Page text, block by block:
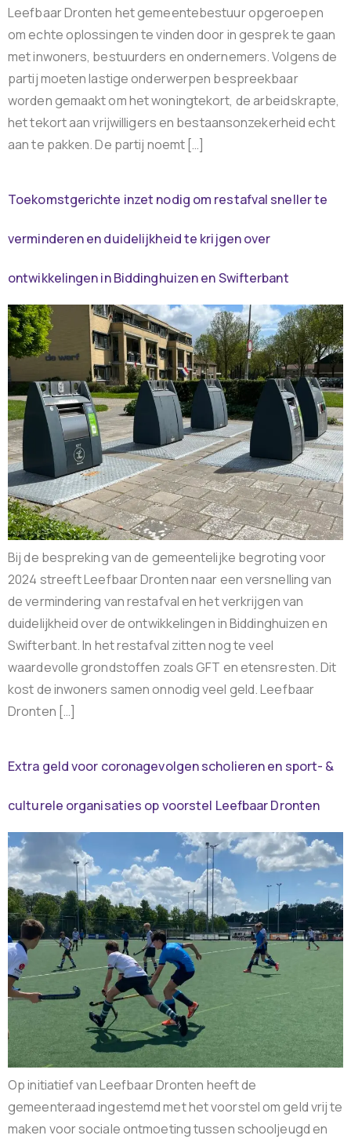
Leefbaar Dronten het gemeentebestuur opgeroepen
om echte oplossingen te vinden door in gesprek te gaan
met inwoners, bestuurders en ondernemers. Volgens de
partij moeten lastige onderwerpen bespreekbaar
worden gemaakt om het woningtekort, de arbeidskrapte,
het tekort aan vrijwilligers en bestaansonzekerheid echt
aan te pakken. De partij noemt […]
Toekomstgerichte inzet nodig om restafval sneller te
verminderen en duidelijkheid te krijgen over
ontwikkelingen in Biddinghuizen en Swifterbant
Bij de bespreking van de gemeentelijke begroting voor
2024 streeft Leefbaar Dronten naar een versnelling van
de vermindering van restafval en het verkrijgen van
duidelijkheid over de ontwikkelingen in Biddinghuizen en
Swifterbant. In het restafval zitten nog te veel
waardevolle grondstoffen zoals GFT en etensresten. Dit
kost de inwoners samen onnodig veel geld. Leefbaar
Dronten […]
Extra geld voor coronagevolgen scholieren en sport- &
culturele organisaties op voorstel Leefbaar Dronten
Op initiatief van Leefbaar Dronten heeft de
gemeenteraad ingestemd met het voorstel om geld vrij te
maken voor sociale ontmoeting tussen schooljeugd en